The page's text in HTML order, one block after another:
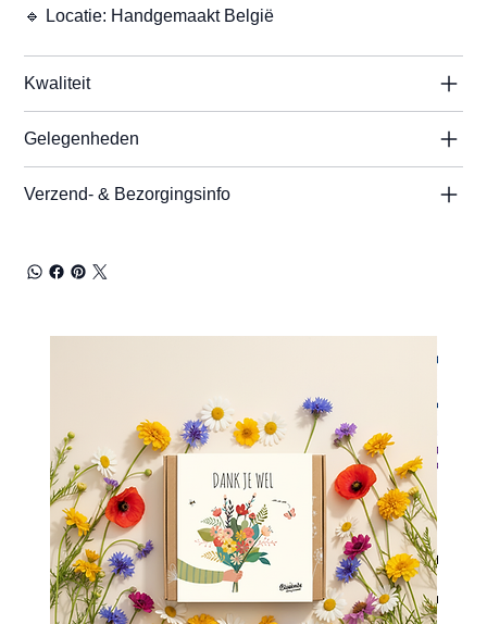
🔹 Locatie: Handgemaakt België
Kwaliteit
Gelegenheden
Verzend- & Bezorgingsinfo